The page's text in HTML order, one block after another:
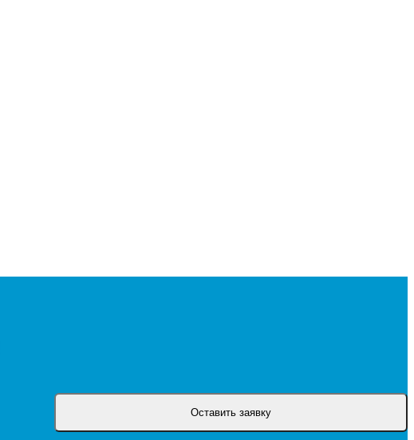
Оставить заявку